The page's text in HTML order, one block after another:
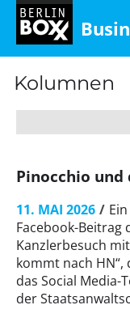
Kolumnen
Pinocchio und
11. MAI 2026
Facebook-Beitrag
Kanzlerbesuch
kommt nach
das Social Media-
der